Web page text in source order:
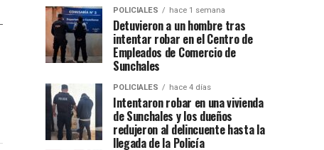
POLICIALES hace 1 semana
Detuvieron a un hombre tras
intentar robar en el Centro de
Empleados de Comercio de
Sunchales
POLICIALES hace 4 días
Intentaron robar en una vivienda
de Sunchales y los dueños
redujeron al delincuente hasta la
llegada de la Policía